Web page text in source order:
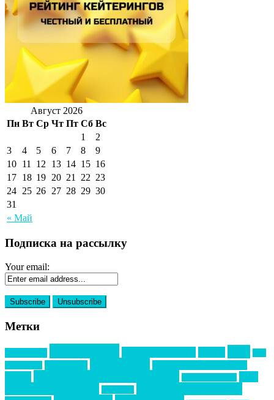
Август 2026
Пн Вт Ср Чт Пт Сб Вс
« Май
1
2
3
4 5 6 7 8
9
10 11 12 13 14 15 16
17 18 19 20 21 22 23
24 25 26 27 28 29 30
31
Подписка на рассылку
Your email:
Метки